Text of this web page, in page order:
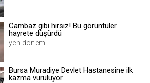
İsimsiz ziyaretçi için site içeriği
beğenmeme
Cambaz gibi hırsız! Bu görüntüler
hayrete düşürdü
yenidonem
Bursa Muradiye Devlet Hastanesine ilk
kazma vuruluyor